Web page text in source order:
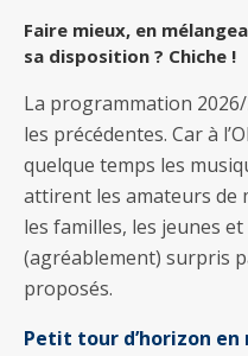
Faire mieux, en
sa disposition ? Chiche !
La programmation
les précédentes. Car à
quelque temps les
attirent les amateurs de
les familles, les jeunes
(agréablement) surpris
proposés.
Petit tour d’horizon en